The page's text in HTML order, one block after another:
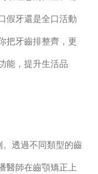
假牙還是全口活動
把牙齒排整齊，更
能，提升生活品
透過不同類型的齒
醫師在齒顎矯正上